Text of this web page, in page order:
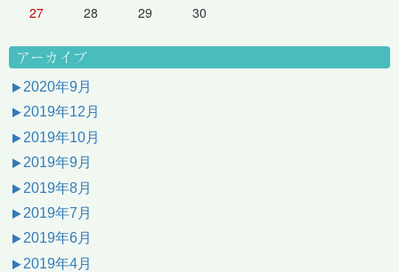
27
28 29 30
アーカイブ
2020年9月
2019年12月
2019年10月
2019年9月
2019年8月
2019年7月
2019年6月
2019年4月